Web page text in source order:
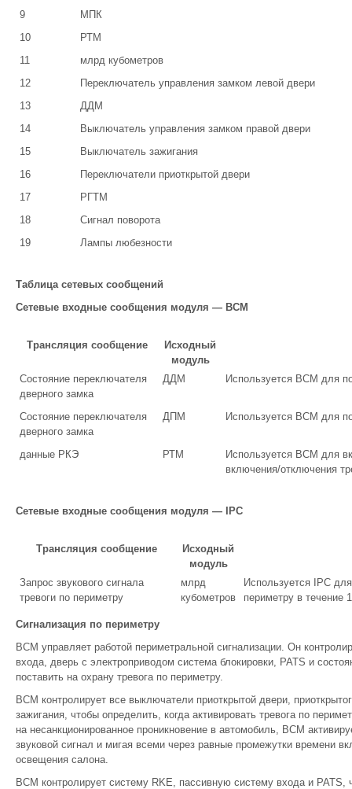
9
МПК
10
РТМ
11
млрд кубометров
12
Переключатель управления замком левой двери
13
ДДМ
14
Выключатель управления замком правой двери
15
Выключатель зажигания
16
Переключатели приоткрытой двери
17
РГТМ
18
Сигнал поворота
19
Лампы любезности
Таблица сетевых сообщений
Сетевые входные сообщения модуля — BCM
Трансляция сообщение
Исходный
модуль
Состояние переключателя
дверного замка
ДДМ Используется BCM для
Состояние переключателя
дверного замка
ДПМ Используется BCM для
данные РКЭ РТМ
Используется BCM для
включения/отключения
Сетевые входные сообщения модуля — IPC
Трансляция сообщение
Исходный
модуль
Запрос звукового сигнала
тревоги по периметру
млрд
кубометров
Используется IPC
периметру в течение
Сигнализация по периметру
BCM управляет работой периметральной сигнализации. Он
входа, дверь с электроприводом система блокировки, PATS и
поставить на охрану тревога по периметру.
BCM контролирует все выключатели приоткрытой двери,
зажигания, чтобы определить, когда активировать тревога по
на несанкционированное проникновение в автомобиль, BCM
звуковой сигнал и мигая всеми через равные промежутки времени
освещения салона.
BCM контролирует систему RKE, пассивную систему входа и PATS,